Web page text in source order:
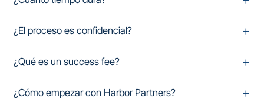
¿El proceso es confidencial?
¿Qué es un success fee?
¿Cómo empezar con Harbor Partners?